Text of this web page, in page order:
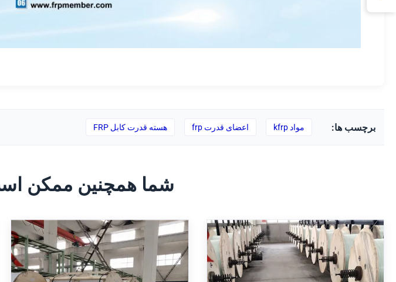
برچسب ها: مواد kfrp اعضای قدرت frp هسته قدرت کابل FRP
شما همچنین ممکن
Φ0.4 - Φ5.0 FRP هسته، FRP رد
عضو انجمن فیبر نوری رزین E